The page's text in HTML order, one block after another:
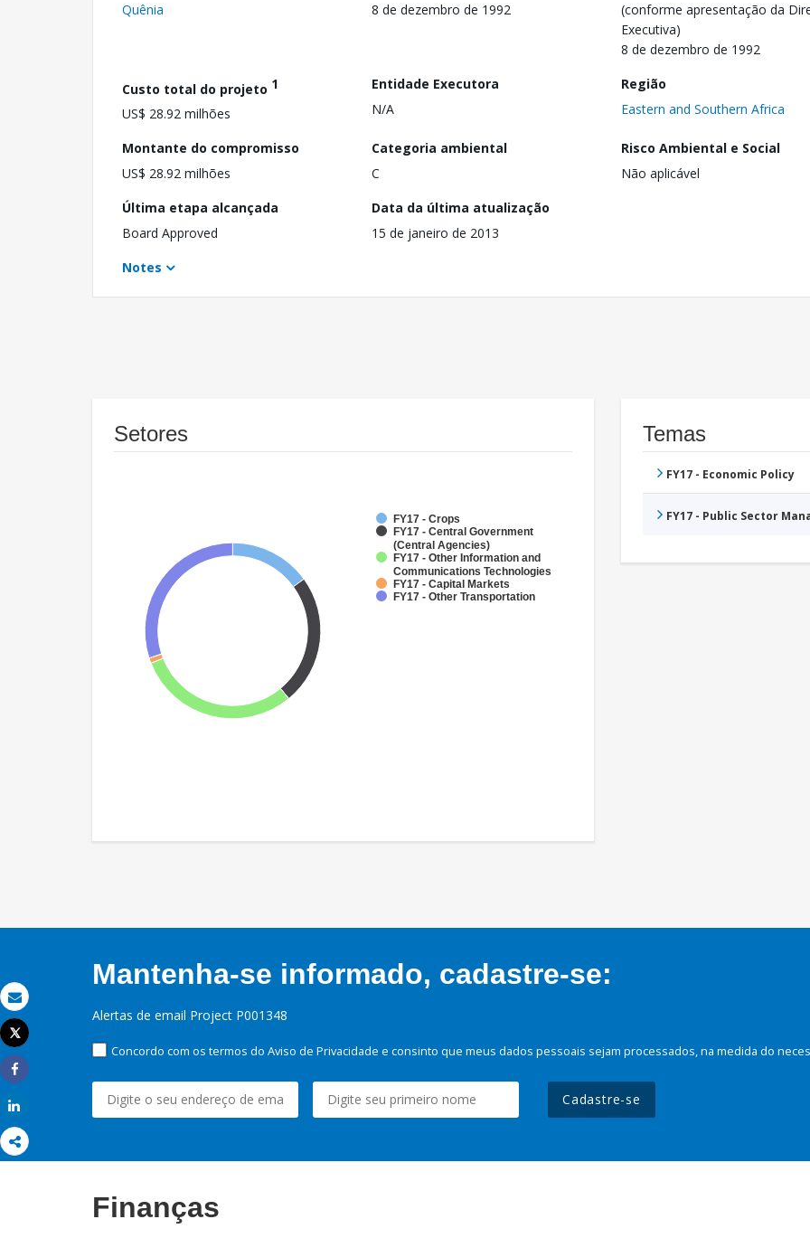
Email
Imprimir
Tweet
Share
Quênia
8 de dezembro de 1992
(conforme apresentação da
Executiva)
8 de dezembro de 1992
Custo total do projeto 1
US$ 28.92 milhões
Entidade Executora
N/A
Região
Eastern and Southern Africa
Montante do compromisso
US$ 28.92 milhões
Categoria ambiental
C
Risco Ambiental e Social
Não aplicável
Última etapa alcançada
Board Approved
Data da última atualização
15 de janeiro de 2013
Notes
Setores
FY17 - Crops
FY17 - Central Government
(Central Agencies)
FY17 - Other Information and
Communications Technologies
FY17 - Capital Markets
FY17 - Other Transportation
Temas
FY17 - Economic Policy
FY17 - Public Sector
Mantenha-se informado, cadastre-se:
Alertas de email Project P001348
Concordo com os termos do Aviso de Privacidade e consinto que meus dados pessoais sejam processados, na medida do
Cadastre-se
Finanças